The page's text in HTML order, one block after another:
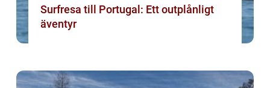
Surfresa till Portugal: Ett outplånligt
äventyr